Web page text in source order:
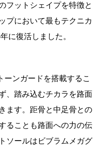
フットシェイプを特徴と
プにおいて最もテクニカ
に復活しました。
ンガードを搭載するこ
、踏み込むチカラを路面
ます。距骨と中足骨との
ることも路面への力の伝
ソールはビブラムメガグ